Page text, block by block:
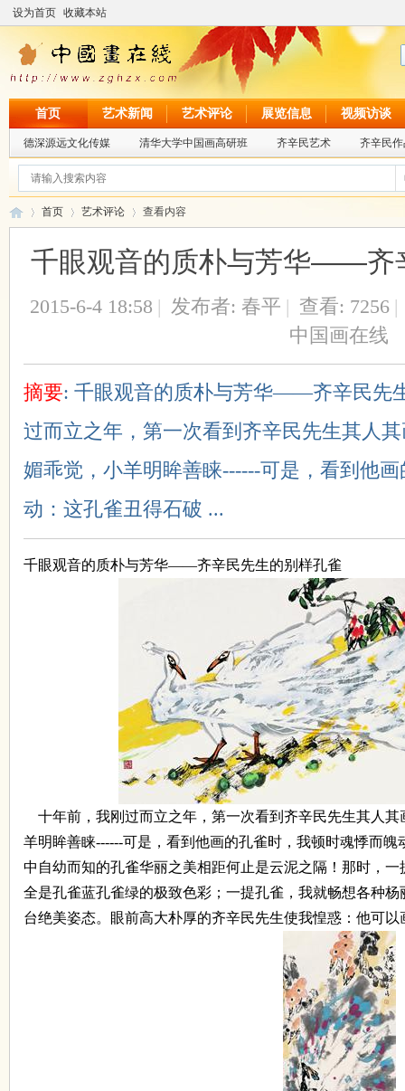
设为首页 收藏本站
首页 艺术新闻 艺术评论 展览信息 视频访谈
德深源远文化传媒 清华大学中国画高研班 齐辛民艺术 齐辛民
首页 艺术评论 查看内容
千眼观音的质朴与芳华——齐
2015-6-4 18:58 | 发布者: 春平 | 查看: 7256 |
中国画在线
摘要: 千眼观音的质朴与芳华——齐辛民先
过而立之年，第一次看到齐辛民先生其人
媚乖觉，小羊明眸善睐------可是，看到他
动：这孔雀丑得石破 ...
千眼观音的质朴与芳华——齐辛民先生的别样孔雀
十年前，我刚过而立之年，第一次看到齐辛民先生其人
羊明眸善睐------可是，看到他画的孔雀时，我顿时魂悸而
中自幼而知的孔雀华丽之美相距何止是云泥之隔！那时，一
全是孔雀蓝孔雀绿的极致色彩；一提孔雀，我就畅想各种
台绝美姿态。眼前高大朴厚的齐辛民先生使我惶惑：他可